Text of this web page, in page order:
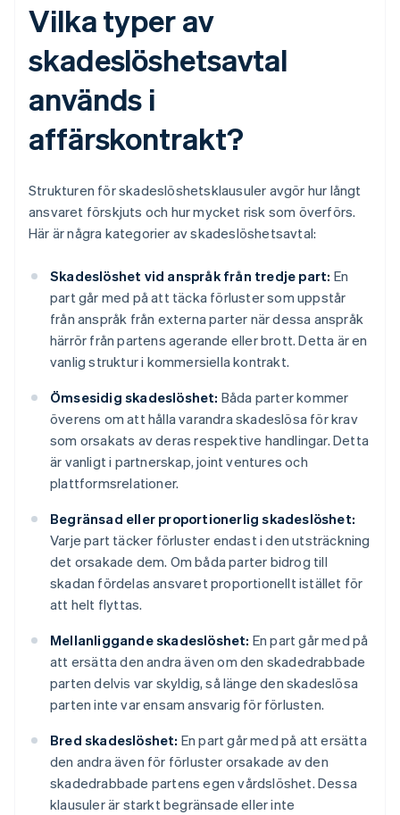
Vilka typer av
skadeslöshetsavtal
används i
affärskontrakt?
Strukturen för skadeslöshetsklausuler avgör hur långt
ansvaret förskjuts och hur mycket risk som överförs.
Här är några kategorier av skadeslöshetsavtal:
Skadeslöshet vid anspråk från tredje part: En
part går med på att täcka förluster som uppstår
från anspråk från externa parter när dessa anspråk
härrör från partens agerande eller brott. Detta är en
vanlig struktur i kommersiella kontrakt.
Ömsesidig skadeslöshet: Båda parter kommer
överens om att hålla varandra skadeslösa för krav
som orsakats av deras respektive handlingar. Detta
är vanligt i partnerskap, joint ventures och
plattformsrelationer.
Begränsad eller proportionerlig skadeslöshet:
Varje part täcker förluster endast i den utsträckning
det orsakade dem. Om båda parter bidrog till
skadan fördelas ansvaret proportionellt istället för
att helt flyttas.
Mellanliggande skadeslöshet: En part går med på
att ersätta den andra även om den skadedrabbade
parten delvis var skyldig, så länge den skadeslösa
parten inte var ensam ansvarig för förlusten.
Bred skadeslöshet: En part går med på att ersätta
den andra även för förluster orsakade av den
skadedrabbade partens egen vårdslöshet. Dessa
klausuler är starkt begränsade eller inte